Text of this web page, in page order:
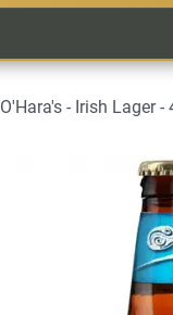
O'Hara's - Irish Lager